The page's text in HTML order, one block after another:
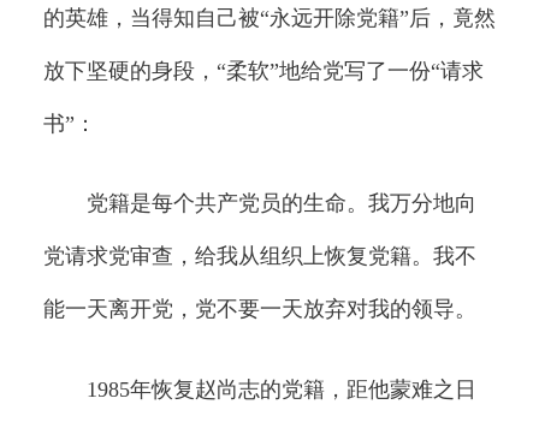
的英雄，当得知自己被“永远开除党籍”后，竟然
放下坚硬的身段，“柔软”地给党写了一份“请求
书”：
党籍是每个共产党员的生命。我万分地向
党请求党审查，给我从组织上恢复党籍。我不
能一天离开党，党不要一天放弃对我的领导。
1985年恢复赵尚志的党籍，距他蒙难之日